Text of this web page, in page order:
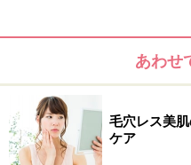
Photo／Kayo Takashima
Sawamura Text／Miki Umezu
あわせ
毛穴レス美
ケア